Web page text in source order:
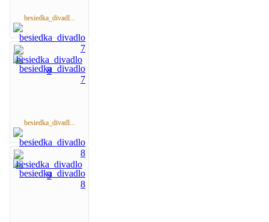
besiedka_divadl...
besiedka_divadl...